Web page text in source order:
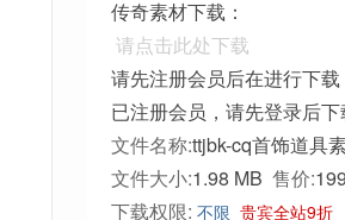
传奇素材下载：
请点击此处下载
请先注册会员后在进行下载
已注册会员，请先登录后下
文件名称:ttjbk-cq首饰道具
文件大小:1.98 MB 售价:
下载权限: 不限 贵宾全站9折